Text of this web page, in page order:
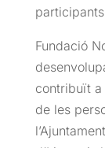
Fundació
contribuït
de les